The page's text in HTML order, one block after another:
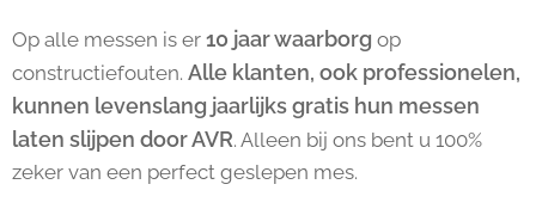
Op alle messen is er 10 jaar waarborg op
constructiefouten. Alle klanten, ook professionelen,
kunnen levenslang jaarlijks gratis hun messen
laten slijpen door AVR. Alleen bij ons bent u 100%
zeker van een perfect geslepen mes.